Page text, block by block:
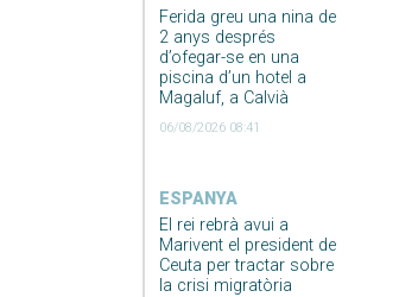
Ferida greu una nina de
2 anys després
d’ofegar-se en una
piscina d’un hotel a
Magaluf, a Calvià
06/08/2026 08:41
ESPANYA
El rei rebrà avui a
Marivent el president de
Ceuta per tractar sobre
la crisi migratòria